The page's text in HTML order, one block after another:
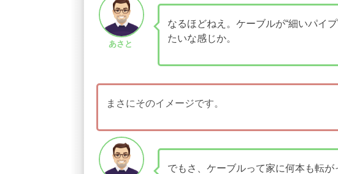
あさと
なるほどねえ。ケーブルが“細いパイ
たいな感じか。
まさにそのイメージです。
でもさ、ケーブルって家に何本も転